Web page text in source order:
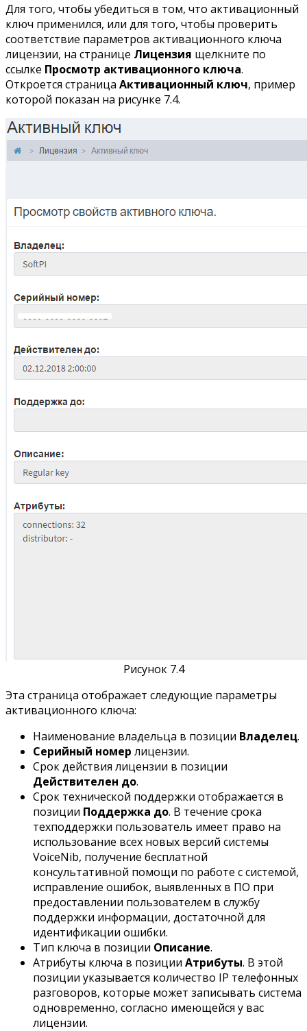
Для того, чтобы убедиться в том, что активационный
ключ применился, или для того, чтобы проверить
соответствие параметров активационного ключа
лицензии, на странице Лицензия щелкните по
ссылке Просмотр активационного ключа.
Откроется страница Активационный ключ, пример
которой показан на рисунке 7.4.
Рисунок 7.4
Эта страница отображает следующие параметры
активационного ключа:
Наименование владельца в позиции Владелец.
Серийный номер лицензии.
Срок действия лицензии в позиции
Действителен до.
Срок технической поддержки отображается в
позиции Поддержка до. В течение срока
техподдержки пользователь имеет право на
использование всех новых версий системы
VoiceNib, получение бесплатной
консультативной помощи по работе с системой,
исправление ошибок, выявленных в ПО при
предоставлении пользователем в службу
поддержки информации, достаточной для
идентификации ошибки.
Тип ключа в позиции Описание.
Атрибуты ключа в позиции Атрибуты. В этой
позиции указывается количество IP телефонных
разговоров, которые может записывать система
одновременно, согласно имеющейся у вас
лицензии.